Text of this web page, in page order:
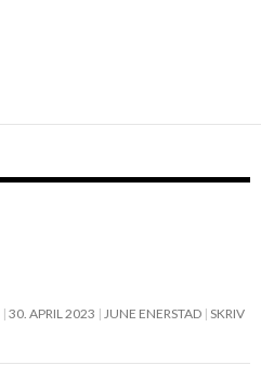
30. APRIL 2023 JUNE ENERSTAD SKRIV